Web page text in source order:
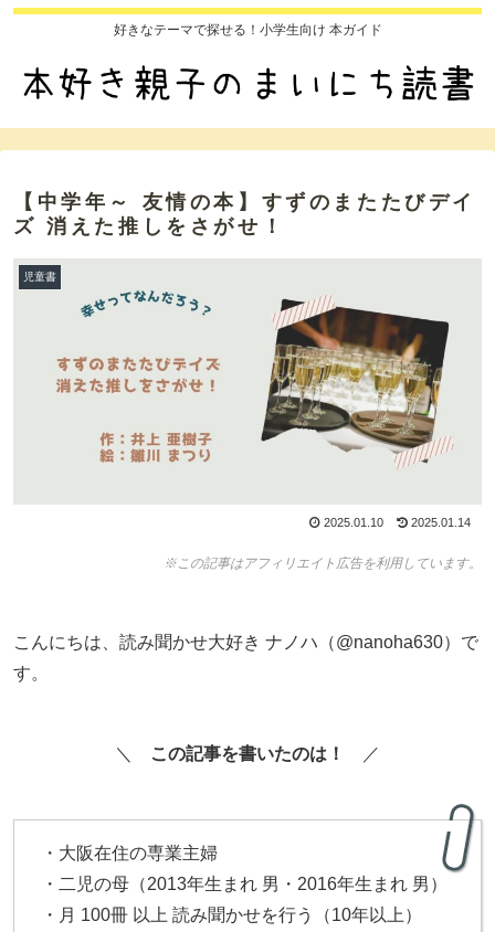
好きなテーマで探せる！小学生向け 本ガイド
【中学年～ 友情の本】すずのまたたびデイ
ズ 消えた推しをさがせ！
児童書
2025.01.10 2025.01.14
※この記事はアフィリエイト広告を利用しています。
こんにちは、読み聞かせ大好き ナノハ（@nanoha630）で
す。
＼ この記事を書いたのは！ ／
・大阪在住の専業主婦
・二児の母（2013年生まれ 男・2016年生まれ 男）
・月 100冊 以上 読み聞かせを行う（10年以上）